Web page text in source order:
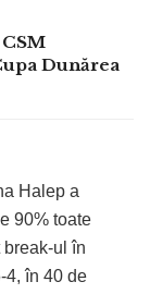
Dunărea
Halep a
90% toate
ul în
4, în 40 de